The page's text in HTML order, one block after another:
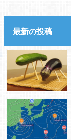
最新の投稿